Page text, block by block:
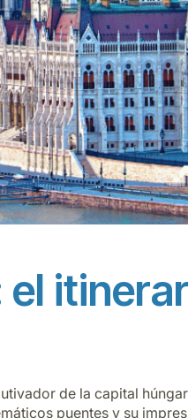
de la capital
puentes y su